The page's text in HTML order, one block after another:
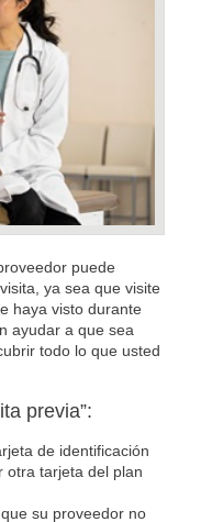
puede
ya sea que visite
haya visto durante
ayudar a que sea
todo lo que usted
previa”:
de identificación
otra tarjeta del plan
su proveedor no